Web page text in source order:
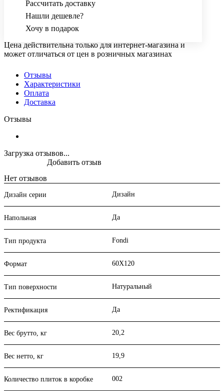
Рассчитать доставку
Нашли дешевле?
Хочу в подарок
Цена действительна только для интернет-магазина и
может отличаться от цен в розничных магазинах
Отзывы
Характеристики
Оплата
Доставка
Отзывы
Загрузка отзывов...
Нет отзывов
Добавить отзыв
Дизайн серии Дизайн
Напольная Да
Тип продукта Fondi
Формат 60X120
Тип поверхности Натуральный
Ректификация Да
Вес брутто, кг 20,2
Вес нетто, кг 19,9
Количество плиток в коробке 002